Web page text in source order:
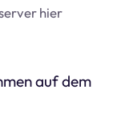
hier
auf dem